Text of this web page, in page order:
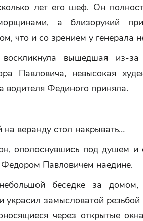
лет его шеф. Он
а близорукий
что и со зрением у генерала
вышедшая из-за
Павловича, невысокая
водителя Фединого приняла.
веранду стол накрывать…
ополоснувшись под душем
Павловичем наедине.
беседке за домом,
украсил замысловатой
через открытые